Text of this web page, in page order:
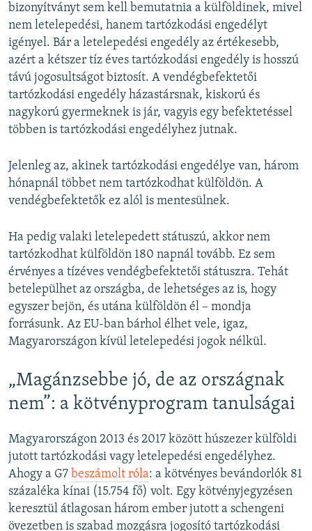
bizonyítványt sem kell bemutatnia a külföldinek, mivel
nem letelepedési, hanem tartózkodási engedélyt
igényel. Bár a letelepedési engedély az értékesebb,
azért a kétszer tíz éves tartózkodási engedély is hosszú
távú jogosultságot biztosít. A vendégbefektetői
tartózkodási engedély házastársnak, kiskorú és
nagykorú gyermeknek is jár, vagyis egy befektetéssel
többen is tartózkodási engedélyhez jutnak.
Jelenleg az, akinek tartózkodási engedélye van, három
hónapnál többet nem tartózkodhat külföldön. A
vendégbefektetők ez alól is mentesülnek.
Ha pedig valaki letelepedett státuszú, akkor nem
tartózkodhat külföldön 180 napnál tovább. Ez sem
érvényes a tízéves vendégbefektetői státuszra. Tehát
betelepülhet az országba, de lehetséges az is, hogy
egyszer bejön, és utána külföldön él – mondja
forrásunk. Az EU-ban bárhol élhet vele, igaz,
Magyarországon kívül letelepedési jogok nélkül.
„Magánzsebbe jó, de az országnak
nem”: a kötvényprogram tanulságai
Magyarországon 2013 és 2017 között húszezer külföldi
jutott tartózkodási vagy letelepedési engedélyhez.
Ahogy a G7 beszámolt róla: a kötvényes bevándorlók 81
százaléka kínai (15.754 fő) volt. Egy kötvényjegyzésen
keresztül átlagosan három ember jutott a schengeni
övezetben is szabad mozgásra jogosító tartózkodási